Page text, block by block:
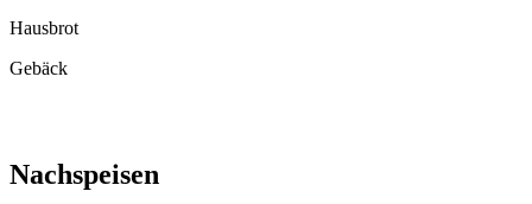
Hausbrot
Gebäck
Nachspeisen